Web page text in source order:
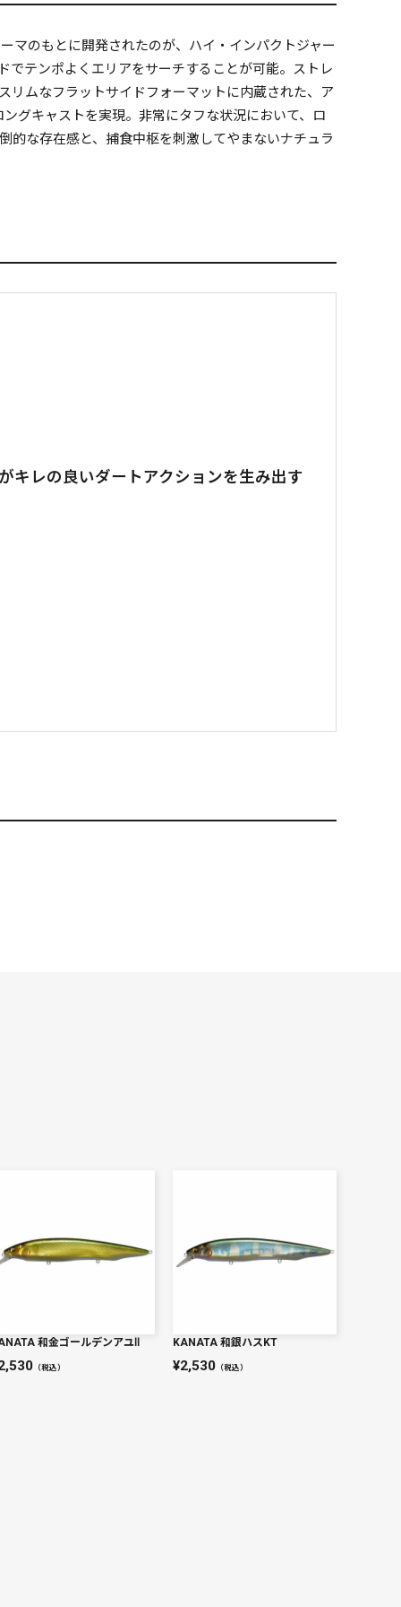
マのもとに開発されたのが、ハイ・インパクトジャー
でテンポよくエリアをサーチすることが可能。ストレ
リムなフラットサイドフォーマットに内蔵された、ア
グキャストを実現。非常にタフな状況において、ロ
的な存在感と、捕食中枢を刺激してやまないナチュラ
キレの良いダートアクションを生み出す
和金ゴールデンアユⅡ
（税込）
KANATA 和銀ハスKT
2,530（税込）